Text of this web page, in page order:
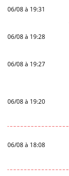
06/08 à 19:31
06/08 à 19:28
06/08 à 19:27
06/08 à 19:20
06/08 à 18:08